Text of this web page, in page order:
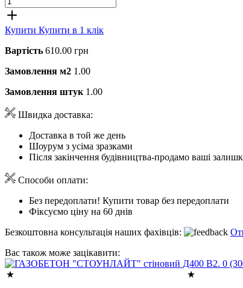
Купити Купити в 1 клік
Вартість 610.00 грн
Замовлення м2 1.00
Замовлення штук 1.00
Швидка доставка:
Доставка в той же день
Шоурум з усіма зразками
Після закінчення будівництва-продамо ваші
Способи оплати:
Без передоплати! Купити товар без передоплати
Фіксуємо ціну на 60 днів
Безкоштовна консультація наших фахівців:
Вас також може зацікавити: